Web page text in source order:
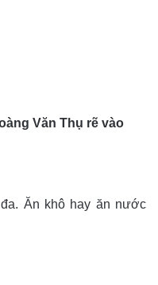
Văn Thụ rẽ vào
Ăn khô hay ăn nước